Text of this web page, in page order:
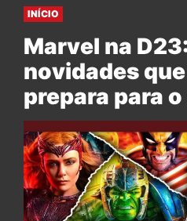
INÍCIO
Marvel na
novidades
prepara para